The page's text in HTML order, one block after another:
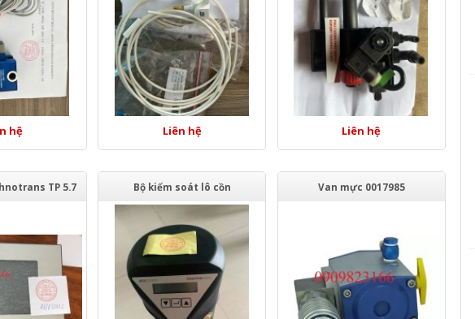
hệ Liên hệ Liên hệ
TP 5.7 Bộ kiểm soát lô cồn Van mực 0017985